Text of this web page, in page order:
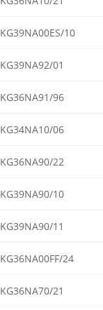
KG39NA00ES/10
KG39NA92/01
KG36NA91/96
KG34NA10/06
KG36NA90/22
KG39NA90/10
KG39NA90/11
KG36NA00FF/24
KG36NA70/21